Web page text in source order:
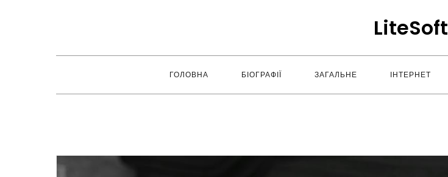
LiteSoft
ГОЛОВНА БІОГРАФІЇ ЗАГАЛЬНЕ ІНТЕРНЕТ